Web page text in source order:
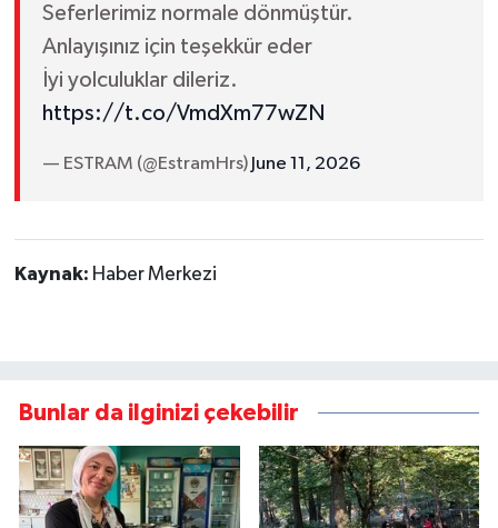
Seferlerimiz normale dönmüştür.
Anlayışınız için teşekkür eder
İyi yolculuklar dileriz.
https://t.co/VmdXm77wZN
— ESTRAM (@EstramHrs) June 11, 2026
Kaynak: Haber Merkezi
Bunlar da ilginizi çekebilir